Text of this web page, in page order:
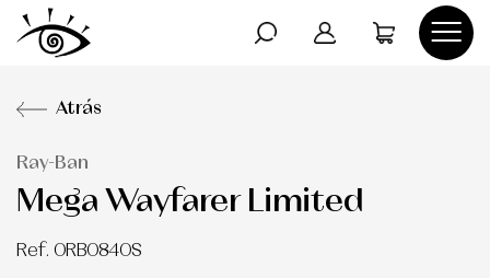
Atrás
Ray-Ban
Mega Wayfarer Limited
Ref. 0RB0840S
RAY-BAN
POLÍTICA DE COOKIES